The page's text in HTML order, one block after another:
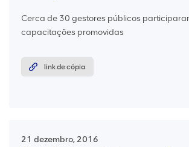
Cerca de 30 gestores públicos
capacitações promovidas
link de cópia
21 dezembro, 2016